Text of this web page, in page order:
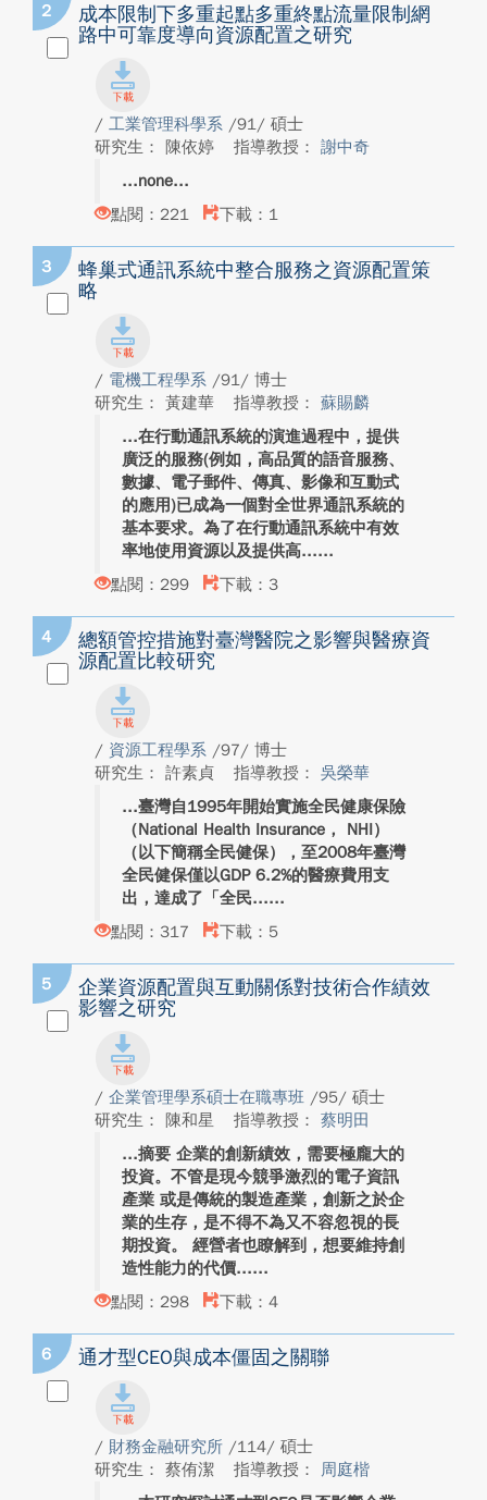
2
成本限制下多重起點多重終點流量限制網
路中可靠度導向資源配置之研究
/ 工業管理科學系 /91/ 碩士
研究生： 陳依婷
指導教授： 謝中奇
none
點閱：221
下載：1
3
蜂巢式通訊系統中整合服務之資源配置策
略
/ 電機工程學系 /91/ 博士
研究生： 黃建華
指導教授： 蘇賜麟
在行動通訊系統的演進過程中，提供
廣泛的服務(例如，高品質的語音服務、
數據、電子郵件、傳真、影像和互動式
的應用)已成為一個對全世界通訊系統的
基本要求。為了在行動通訊系統中有效
率地使用資源以及提供高...
點閱：299
下載：3
4
總額管控措施對臺灣醫院之影響與醫療資
源配置比較研究
/ 資源工程學系 /97/ 博士
研究生： 許素貞
指導教授： 吳榮華
臺灣自1995年開始實施全民健康保險
（National Health Insurance， NHI）
（以下簡稱全民健保），至2008年臺灣
全民健保僅以GDP 6.2%的醫療費用支
出，達成了「全民...
點閱：317
下載：5
5
企業資源配置與互動關係對技術合作績效
影響之研究
/ 企業管理學系碩士在職專班 /95/ 碩士
研究生： 陳和星
指導教授： 蔡明田
摘要 企業的創新績效，需要極龐大的
投資。不管是現今競爭激烈的電子資訊
產業 或是傳統的製造產業，創新之於企
業的生存，是不得不為又不容忽視的長
期投資。 經營者也瞭解到，想要維持創
造性能力的代價...
點閱：298
下載：4
6 通才型CEO與成本僵固之關聯
/ 財務金融研究所 /114/ 碩士
研究生： 蔡侑潔
指導教授： 周庭楷